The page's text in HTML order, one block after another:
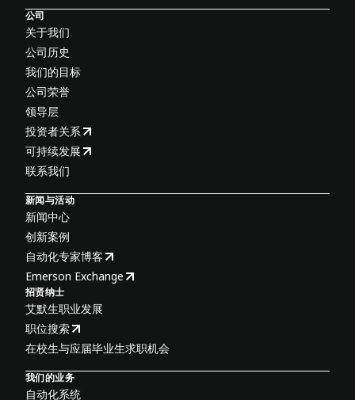
公司
关于我们
公司历史
我们的目标
公司荣誉
领导层
投资者关系
可持续发展
联系我们
新闻与活动
新闻中心
创新案例
自动化专家博客
Emerson Exchange
招贤纳士
艾默生职业发展
职位搜索
在校生与应届毕业生求职机会
我们的业务
自动化系统